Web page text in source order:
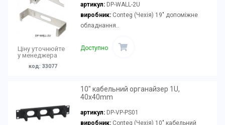
Ціну уточнюйте
у менеджера
код: 33077
артикул: DP-WALL-2U
виробник:Conteg (Чехія) 19" допоміжне
обладнання..
Доступно
10" кабельний органайзер 1U,
40x40mm
артикул: DP-VP-PS01
виробник:Conteg (Чехія) 10" кабельний